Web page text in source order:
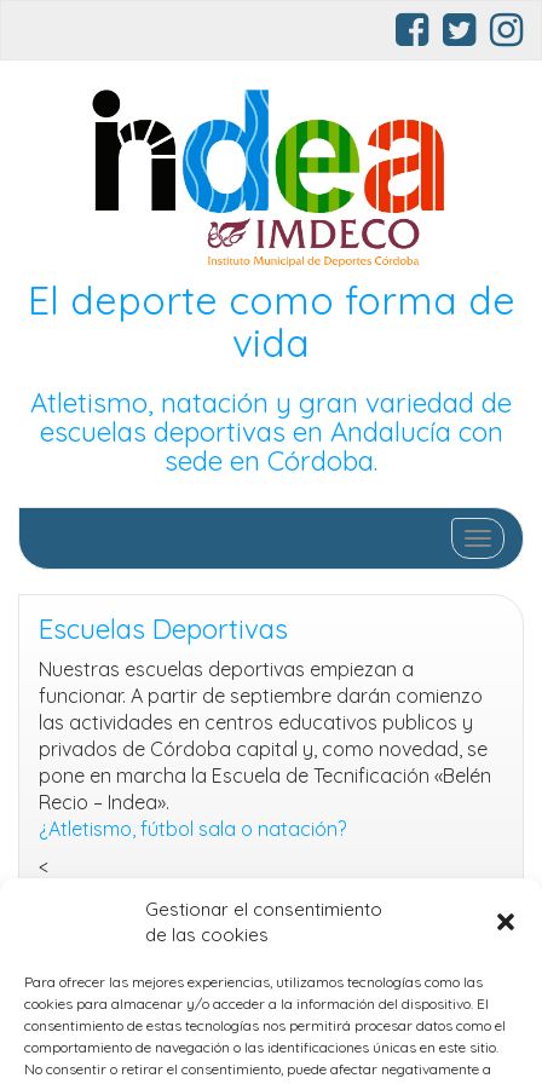
Gestionar el consentimiento
de las cookies
Para ofrecer las mejores experiencias, utilizamos tecnologías como las
cookies para almacenar y/o acceder a la información del dispositivo. El
consentimiento de estas tecnologías nos permitirá procesar datos como el
comportamiento de navegación o las identificaciones únicas en este sitio.
No consentir o retirar el consentimiento, puede afectar negativamente a
El deporte como forma de
vida
Atletismo, natación y gran variedad de
escuelas deportivas en Andalucía con
sede en Córdoba.
Escuelas Deportivas
Nuestras escuelas deportivas empiezan a
funcionar. A partir de septiembre darán comienzo
las actividades en centros educativos publicos y
privados de Córdoba capital y, como novedad, se
pone en marcha la Escuela de Tecnificación «Belén
Recio – Indea».
¿Atletismo, fútbol sala o natación?
<
Protección de datos
IAMSocial, un tema de WordPress de@aicragellebasi